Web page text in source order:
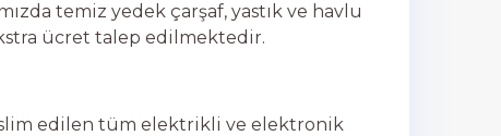
temiz yedek çarşaf, yastık ve havlu
ücret talep edilmektedir.
edilen tüm elektrikli ve elektronik